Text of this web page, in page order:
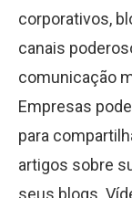
corporativos,
canais
comunicação
Empresas
para
artigos sobre
seus blogs.